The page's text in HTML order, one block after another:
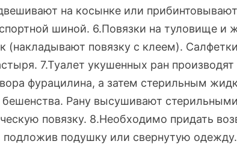
на косынке или
шиной. 6.Повязки на туловище и
(накладывают повязку с клеем).
7.Туалет укушенных ран
фурацилина, а затем стерильным
Рану высушивают
повязку. 8.Необходимо придать
подложив подушку или свернутую